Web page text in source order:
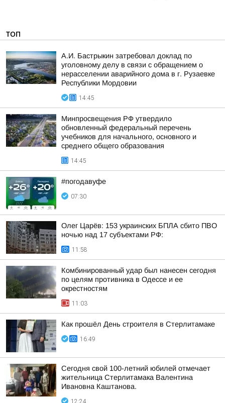
ТОП
А.И. Бастрыкин затребовал доклад по
уголовному делу в связи с обращением о
нерасселении аварийного дома в г. Рузаевке
Республики Мордовии
14:45
Минпросвещения РФ утвердило
обновленный федеральный перечень
учебников для начального, основного и
среднего общего образования
14:45
#погодавуфе
07:30
Олег Царёв: 153 украинских БПЛА сбито ПВО
ночью над 17 субъектами РФ:
11:58
Комбинированный удар был нанесен сегодня
по целям противника в Одессе и ее
окрестностям
11:03
Как прошёл День строителя в Стерлитамаке
16:49
Сегодня свой 100-летний юбилей отмечает
жительница Стерлитамака Валентина
Ивановна Каштанова.
12:24